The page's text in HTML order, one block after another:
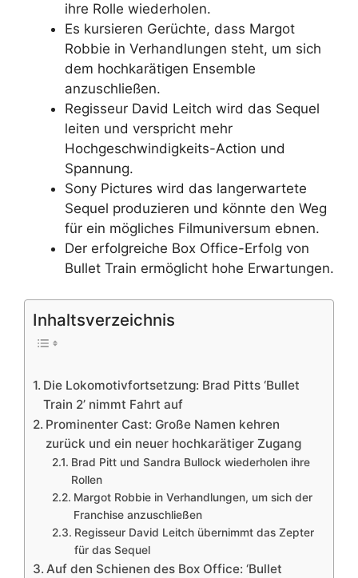
ihre Rolle wiederholen.
Es kursieren Gerüchte, dass Margot
Robbie in Verhandlungen steht, um sich
dem hochkarätigen Ensemble
anzuschließen.
Regisseur David Leitch wird das Sequel
leiten und verspricht mehr
Hochgeschwindigkeits-Action und
Spannung.
Sony Pictures wird das langerwartete
Sequel produzieren und könnte den Weg
für ein mögliches Filmuniversum ebnen.
Der erfolgreiche Box Office-Erfolg von
Bullet Train ermöglicht hohe Erwartungen.
Inhaltsverzeichnis
Die Lokomotivfortsetzung: Brad Pitts ‘Bullet
Train 2’ nimmt Fahrt auf
Prominenter Cast: Große Namen kehren
zurück und ein neuer hochkarätiger Zugang
Brad Pitt und Sandra Bullock wiederholen ihre
Rollen
Margot Robbie in Verhandlungen, um sich der
Franchise anzuschließen
Regisseur David Leitch übernimmt das Zepter
für das Sequel
Auf den Schienen des Box Office: ‘Bullet